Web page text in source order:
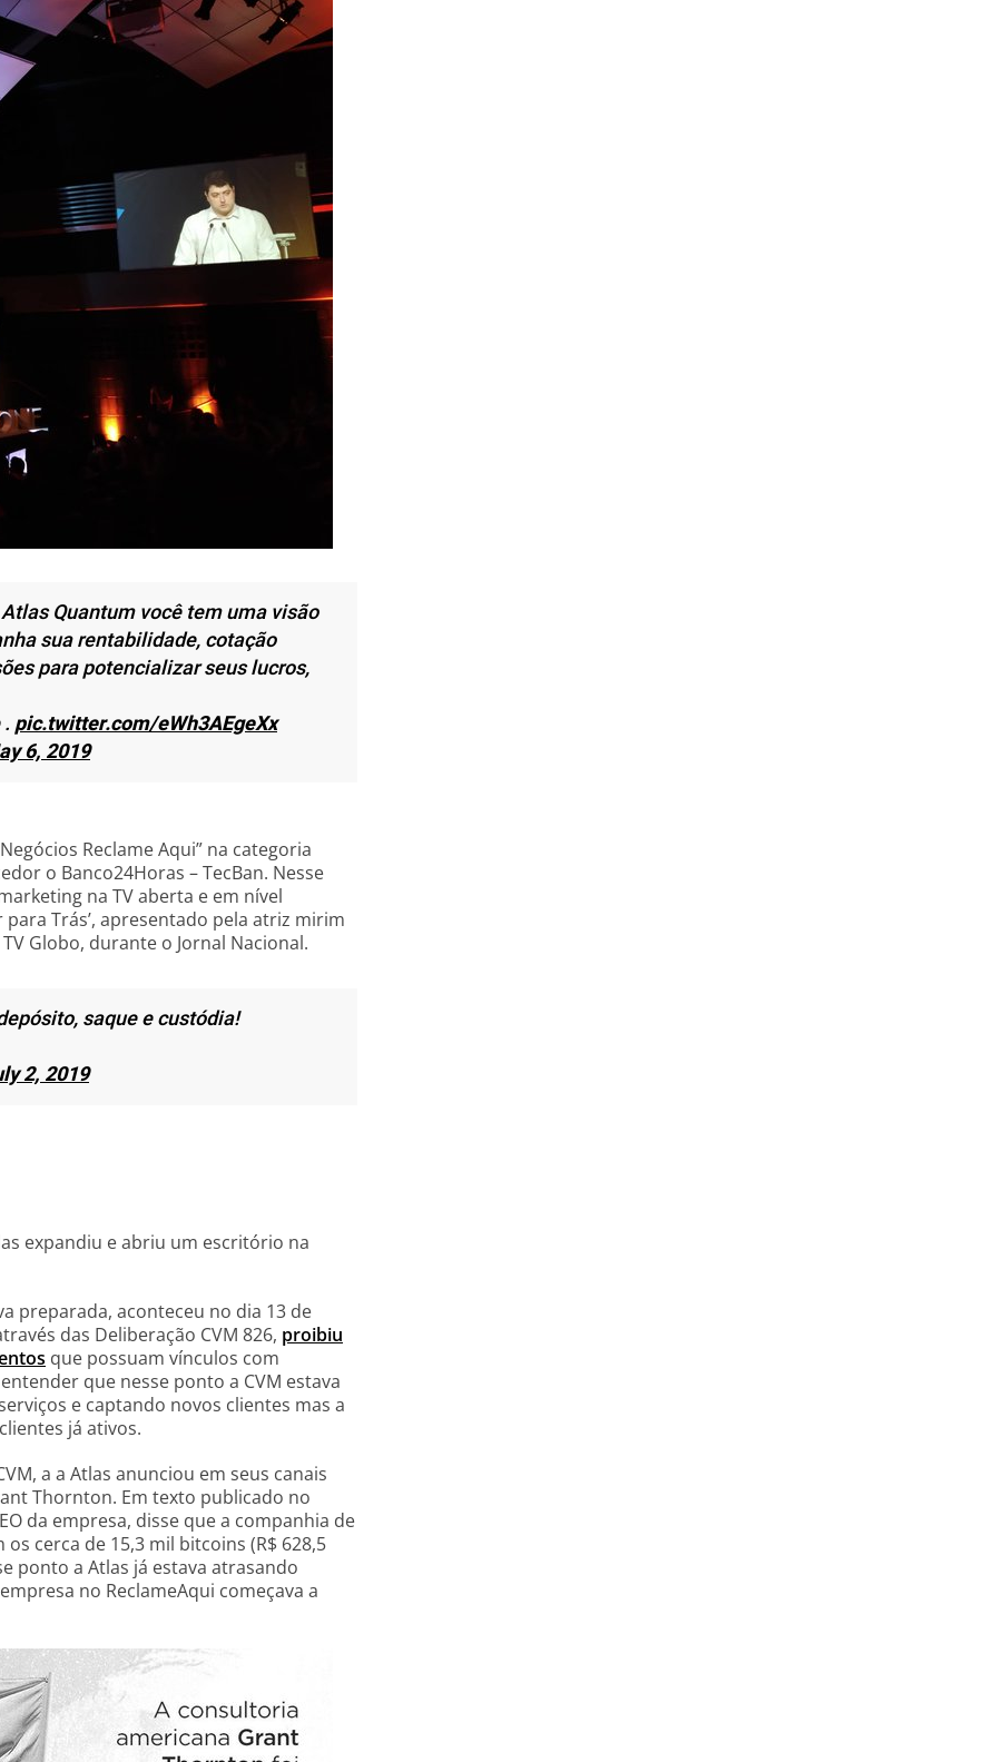
Quantum você tem uma visão
sua rentabilidade, cotação
para potencializar seus lucros,
pic.twitter.com/eWh3AEgeXx
6, 2019
Reclame Aqui” na categoria
o Banco24Horas – TecBan. Nesse
na TV aberta e em nível
Trás’, apresentado pela atriz mirim
Globo, durante o Jornal Nacional.
saque e custódia!
2, 2019
expandiu e abriu um escritório na
preparada, aconteceu no dia 13 de
das Deliberação CVM 826, proibiu
que possuam vínculos com
que nesse ponto a CVM estava
e captando novos clientes mas a
já ativos.
a a Atlas anunciou em seus canais
Thornton. Em texto publicado no
da empresa, disse que a companhia de
cerca de 15,3 mil bitcoins (R$ 628,5
ponto a Atlas já estava atrasando
no ReclameAqui começava a